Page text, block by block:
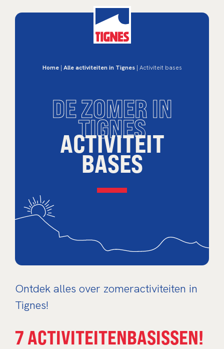
Home| Alle activiteiten in Tignes| Activiteit bases
DE ZOMER IN
TIGNES
ACTIVITEIT
BASES
Ontdek alles over zomeractiviteiten in
Tignes!
7 ACTIVITEITENBASISSEN!